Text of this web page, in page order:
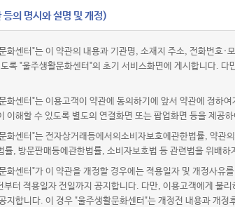
의 명시와 설명 및 개정)
화센터"는 이 약관의 내용과 기관명, 소재지 주소, 전화번호·
록 "울주생활문화센터"의 초기 서비스화면에 게시합니다.
화센터"는 이용고객이 약관에 동의하기에 앞서 약관에 정하
이해할 수 있도록 별도의 연결화면 또는 팝업화면 등을 제공
화센터"는 전자상거래등에서의소비자보호에관한법률, 약관
률, 방문판매등에관한법률, 소비자보호법 등 관련법을 위배
화센터"가 이 약관을 개정할 경우에는 적용일자 및 개정사유
부터 적용일자 전일까지 공지합니다. 다만, 이용고객에게 불
지합니다. 이 경우 "울주생활문화센터"는 개정전 내용과 개